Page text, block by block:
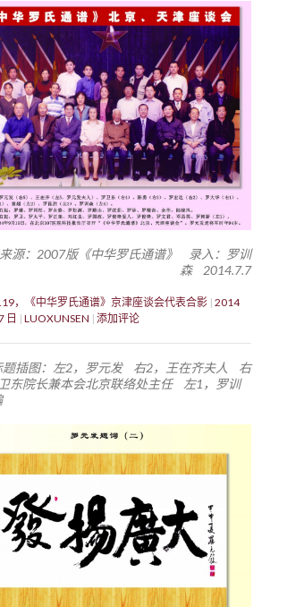
来源：2007版《中华罗氏通谱》 录入：罗训
森 2014.7.7
，《中华罗氏通谱》京津座谈会代表合影 2014
日
LUOXUNSEN 添加评论
题插图：左2，罗元发 右2，王在齐夫人 右
东院长兼本会北京联络处主任 左1，罗训